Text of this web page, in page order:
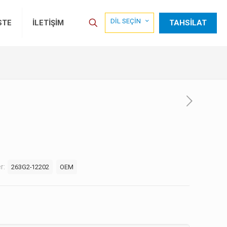
İLETİŞİM DİL SEÇİN TAHSİLAT
263G2-12202 OEM